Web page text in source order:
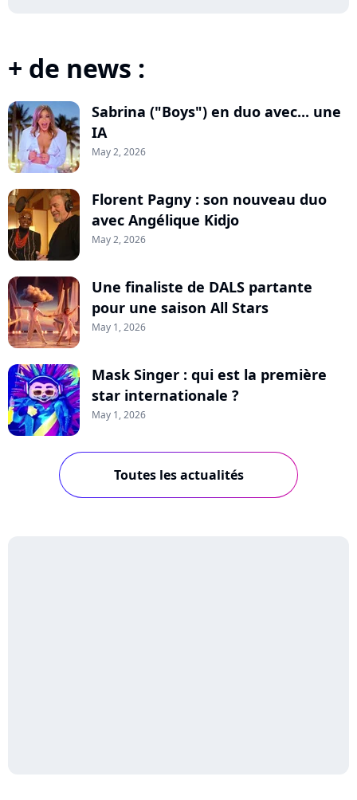
+ de news :
Sabrina ("Boys") en duo avec... une
IA
May 2, 2026
Florent Pagny : son nouveau duo
avec Angélique Kidjo
May 2, 2026
Une finaliste de DALS partante
pour une saison All Stars
May 1, 2026
Mask Singer : qui est la première
star internationale ?
May 1, 2026
Toutes les actualités